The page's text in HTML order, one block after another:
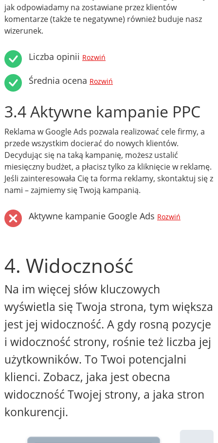
jak odpowiadamy na zostawiane przez klientów
komentarze (także te negatywne) również buduje nasz
wizerunek.
Liczba opinii Rozwiń
Średnia ocena Rozwiń
3.4 Aktywne kampanie PPC
Reklama w Google Ads pozwala realizować cele firmy, a
przede wszystkim docierać do nowych klientów.
Decydując się na taką kampanię, możesz ustalić
miesięczny budżet, a płacisz tylko za kliknięcie w reklamę.
Jeśli zainteresowała Cię ta forma reklamy, skontaktuj się z
nami – zajmiemy się Twoją kampanią.
Aktywne kampanie Google Ads Rozwiń
4. Widoczność
Na im więcej słów kluczowych
wyświetla się Twoja strona, tym większa
jest jej widoczność. A gdy rosną pozycje
i widoczność strony, rośnie też liczba jej
użytkowników. To Twoi potencjalni
klienci. Zobacz, jaka jest obecna
widoczność Twojej strony, a jaka stron
konkurencji.